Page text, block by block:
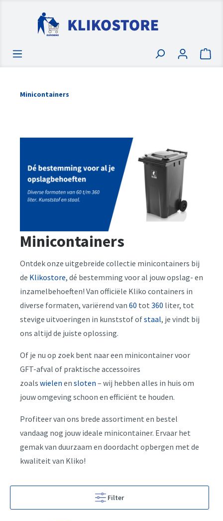
Minicontainers
Minicontainers
Ontdek onze uitgebreide collectie minicontainers bij
de Klikostore, dé bestemming voor al jouw opslag- en
inzamelbehoeften! Van officiële Kliko containers in
diverse formaten, variërend van 60 tot 360 liter, tot
stevige uitvoeringen in kunststof ofstaal, je vindt bij
ons altijd de juiste oplossing.
Of je nu op zoek bent naar een minicontainer voor
GFT-afval of praktische accessoires
zoals wielen en sloten – wij hebben alles in huis om
jouw omgeving schoon en efficiënt te houden.
Profiteer van ons brede assortiment en bestel
vandaag nog jouw ideale minicontainer. Ervaar het
gemak van duurzaam en doordacht opbergen met de
kwaliteit van Kliko!
Filter